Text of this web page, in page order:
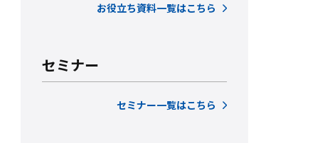
お役立ち資料一覧はこちら
セミナー
セミナー一覧はこちら